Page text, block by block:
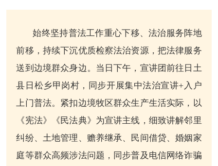
始终坚持普法工作重心下移、法治服务阵地
前移，持续下沉优质检察法治资源，把法律服务
送到边境群众身边。当日下午，宣讲团前往日土
县日松乡甲岗村，同步开展集中法治宣讲+入户
上门普法。紧扣边境牧区群众生产生活实际，以
《宪法》《民法典》为宣讲主线，细致讲解邻里
纠纷、土地管理、赡养继承、民间借贷、婚姻家
庭等群众高频涉法问题，同步普及电信网络诈骗